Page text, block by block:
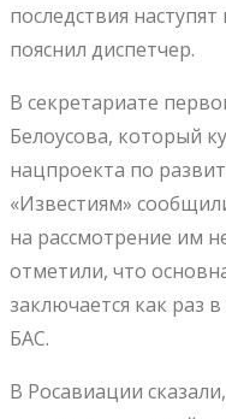
последствия
пояснил диспетчер.
В секретариате
Белоусова, который
нацпроекта по
«Известиям»
на рассмотрение им
отметили, что
заключается как раз
БАС.
В Росавиации